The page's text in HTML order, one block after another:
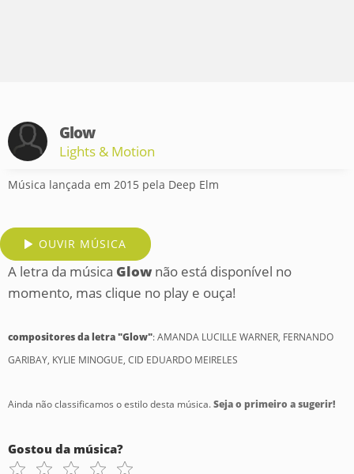
Glow
Lights & Motion
Música lançada em 2015 pela Deep Elm
OUVIR MÚSICA
A letra da música Glow não está disponível no
momento, mas clique no play e ouça!
compositores da letra "Glow": AMANDA LUCILLE WARNER, FERNANDO
GARIBAY, KYLIE MINOGUE, CID EDUARDO MEIRELES
Ainda não classificamos o estilo desta música.Seja o primeiro a sugerir!
Gostou da música?